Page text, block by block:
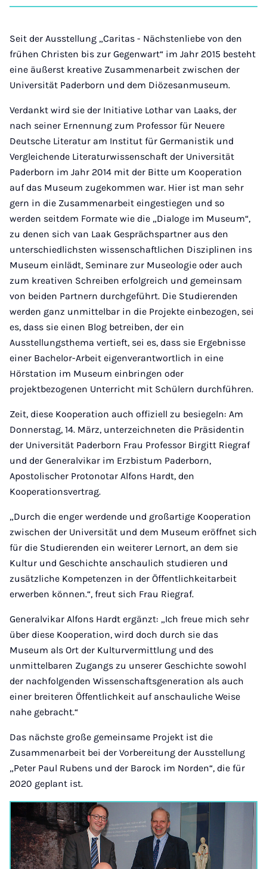
auf auf auf auf über
Mail
Seit der Ausstellung „Caritas - Nächstenliebe von den
frühen Christen bis zur Gegenwart“ im Jahr 2015 besteht
eine äußerst kreative Zusammenarbeit zwischen der
Universität Paderborn und dem Diözesanmuseum.
Verdankt wird sie der Initiative Lothar van Laaks, der
nach seiner Ernennung zum Professor für Neuere
Deutsche Literatur am Institut für Germanistik und
Vergleichende Literaturwissenschaft der Universität
Paderborn im Jahr 2014 mit der Bitte um Kooperation
auf das Museum zugekommen war. Hier ist man sehr
gern in die Zusammenarbeit eingestiegen und so
werden seitdem Formate wie die „Dialoge im Museum“,
zu denen sich van Laak Gesprächspartner aus den
unterschiedlichsten wissenschaftlichen Disziplinen ins
Museum einlädt, Seminare zur Museologie oder auch
zum kreativen Schreiben erfolgreich und gemeinsam
von beiden Partnern durchgeführt. Die Studierenden
werden ganz unmittelbar in die Projekte einbezogen, sei
es, dass sie einen Blog betreiben, der ein
Ausstellungsthema vertieft, sei es, dass sie Ergebnisse
einer Bachelor-Arbeit eigenverantwortlich in eine
Hörstation im Museum einbringen oder
projektbezogenen Unterricht mit Schülern durchführen.
Zeit, diese Kooperation auch offiziell zu besiegeln: Am
Donnerstag, 14. März, unterzeichneten die Präsidentin
der Universität Paderborn Frau Professor Birgitt Riegraf
und der Generalvikar im Erzbistum Paderborn,
Apostolischer Protonotar Alfons Hardt, den
Kooperationsvertrag.
„Durch die enger werdende und großartige Kooperation
zwischen der Universität und dem Museum eröffnet sich
für die Studierenden ein weiterer Lernort, an dem sie
Kultur und Geschichte anschaulich studieren und
zusätzliche Kompetenzen in der Öffentlichkeitarbeit
erwerben können.“, freut sich Frau Riegraf.
Generalvikar Alfons Hardt ergänzt: „Ich freue mich sehr
über diese Kooperation, wird doch durch sie das
Museum als Ort der Kulturvermittlung und des
unmittelbaren Zugangs zu unserer Geschichte sowohl
der nachfolgenden Wissenschaftsgeneration als auch
einer breiteren Öffentlichkeit auf anschauliche Weise
nahe gebracht.“
Das nächste große gemeinsame Projekt ist die
Zusammenarbeit bei der Vorbereitung der Ausstellung
„Peter Paul Rubens und der Barock im Norden“, die für
2020 geplant ist.